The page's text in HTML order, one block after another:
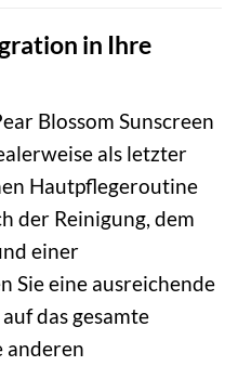
in Ihre
Blossom Sunscreen
als letzter
Hautpflegeroutine
der Reinigung, dem
einer
Sie eine ausreichende
das gesamte
anderen